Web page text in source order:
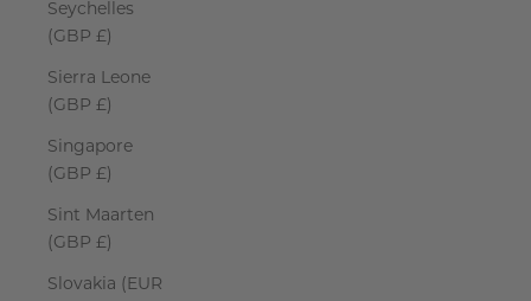
Seychelles
(GBP £)
Sierra Leone
(GBP £)
Singapore
(GBP £)
Sint Maarten
(GBP £)
Slovakia (EUR